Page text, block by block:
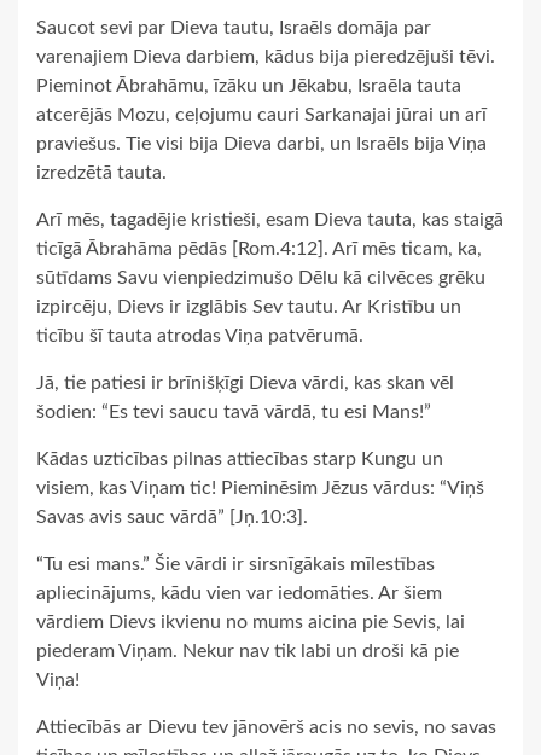
Saucot sevi par Dieva tautu, Israēls domāja par
varenajiem Dieva darbiem, kādus bija pieredzējuši tēvi.
Pieminot Ābrahāmu, īzāku un Jēkabu, Israēla tauta
atcerējās Mozu, ceļojumu cauri Sarkanajai jūrai un arī
praviešus. Tie visi bija Dieva darbi, un Israēls bija Viņa
izredzētā tauta.
Arī mēs, tagadējie kristieši, esam Dieva tauta, kas staigā
ticīgā Ābrahāma pēdās [Rom.4:12]. Arī mēs ticam, ka,
sūtīdams Savu vienpiedzimušo Dēlu kā cilvēces grēku
izpircēju, Dievs ir izglābis Sev tautu. Ar Kristību un
ticību šī tauta atrodas Viņa patvērumā.
Jā, tie patiesi ir brīnišķīgi Dieva vārdi, kas skan vēl
šodien: “Es tevi saucu tavā vārdā, tu esi Mans!”
Kādas uzticības pilnas attiecības starp Kungu un
visiem, kas Viņam tic! Pieminēsim Jēzus vārdus: “Viņš
Savas avis sauc vārdā” [Jņ.10:3].
“Tu esi mans.” Šie vārdi ir sirsnīgākais mīlestības
apliecinājums, kādu vien var iedomāties. Ar šiem
vārdiem Dievs ikvienu no mums aicina pie Sevis, lai
piederam Viņam. Nekur nav tik labi un droši kā pie
Viņa!
Attiecībās ar Dievu tev jānovērš acis no sevis, no savas